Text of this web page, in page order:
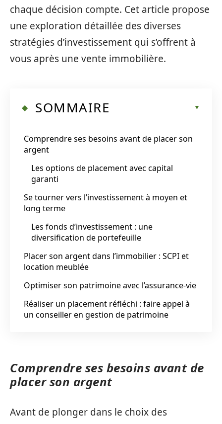
chaque décision compte. Cet article propose
une exploration détaillée des diverses
stratégies d’investissement qui s’offrent à
vous après une vente immobilière.
SOMMAIRE
Comprendre ses besoins avant de placer son
argent
Les options de placement avec capital
garanti
Se tourner vers l’investissement à moyen et
long terme
Les fonds d’investissement : une
diversification de portefeuille
Placer son argent dans l’immobilier : SCPI et
location meublée
Optimiser son patrimoine avec l’assurance-vie
Réaliser un placement réfléchi : faire appel à
un conseiller en gestion de patrimoine
Comprendre ses besoins avant de
placer son argent
Avant de plonger dans le choix des